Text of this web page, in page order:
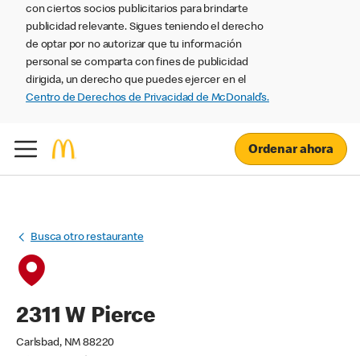
con ciertos socios publicitarios para brindarte
publicidad relevante. Sigues teniendo el derecho
de optar por no autorizar que tu información
personal se comparta con fines de publicidad
dirigida, un derecho que puedes ejercer en el
Centro de Derechos de Privacidad de McDonald’s.
Ordenar ahora
Busca otro restaurante
2311 W Pierce
Carlsbad, NM 88220